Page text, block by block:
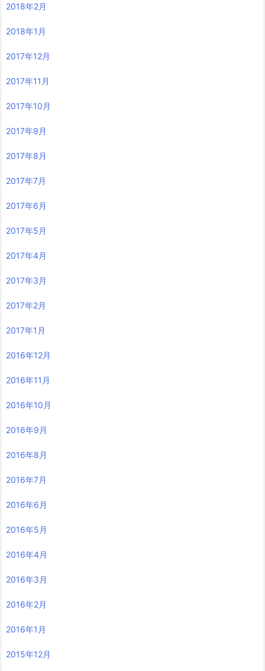
2018年2月
2018年1月
2017年12月
2017年11月
2017年10月
2017年9月
2017年8月
2017年7月
2017年6月
2017年5月
2017年4月
2017年3月
2017年2月
2017年1月
2016年12月
2016年11月
2016年10月
2016年9月
2016年8月
2016年7月
2016年6月
2016年5月
2016年4月
2016年3月
2016年2月
2016年1月
2015年12月